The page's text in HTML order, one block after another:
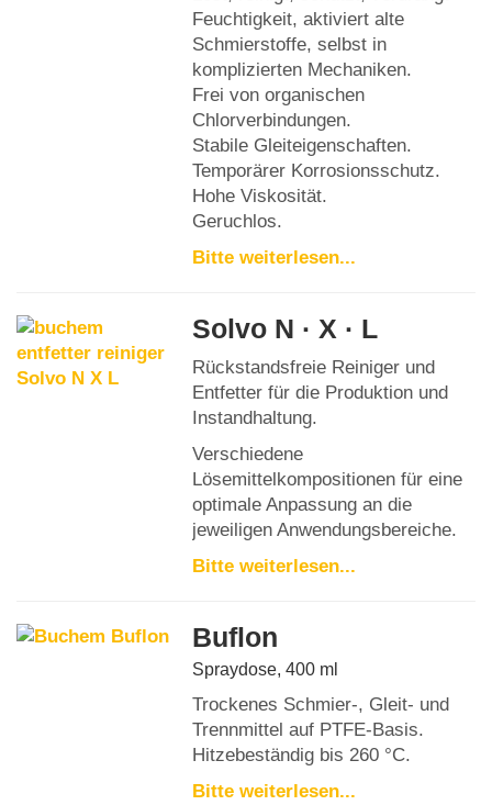
Feuchtigkeit, aktiviert alte
Schmierstoffe, selbst in
komplizierten Mechaniken.
Frei von organischen
Chlorverbindungen.
Stabile Gleiteigenschaften.
Temporärer Korrosionsschutz.
Hohe Viskosität.
Geruchlos.
Bitte weiterlesen...
Solvo N · X · L
Rückstandsfreie Reiniger und
Entfetter für die Produktion und
Instandhaltung.
Verschiedene
Lösemittelkompositionen für eine
optimale Anpassung an die
jeweiligen Anwendungsbereiche.
Bitte weiterlesen...
Buflon
Spraydose, 400 ml
Trockenes Schmier-, Gleit- und
Trennmittel auf PTFE-Basis.
Hitzebeständig bis 260 °C.
Bitte weiterlesen...